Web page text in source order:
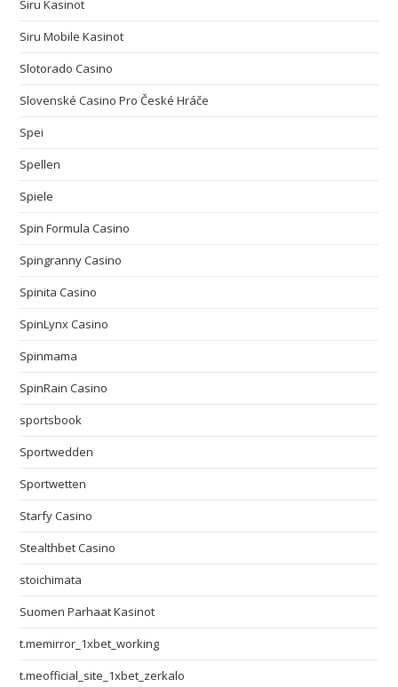
Siru Kasinot
Siru Mobile Kasinot
Slotorado Casino
Slovenské Casino Pro České Hráče
Spei
Spellen
Spiele
Spin Formula Casino
Spingranny Casino
Spinita Casino
SpinLynx Casino
Spinmama
SpinRain Casino
sportsbook
Sportwedden
Sportwetten
Starfy Casino
Stealthbet Casino
stoichimata
Suomen Parhaat Kasinot
t.memirror_1xbet_working
t.meofficial_site_1xbet_zerkalo